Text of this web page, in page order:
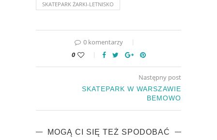
SKATEPARK ŻARKI-LETNISKO
0 komentarzy
0
Następny post
SKATEPARK W WARSZAWIE
BEMOWO
MOGĄ CI SIĘ TEŻ SPODOBAĆ